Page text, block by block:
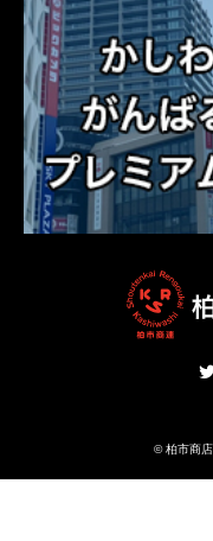
©柏市商